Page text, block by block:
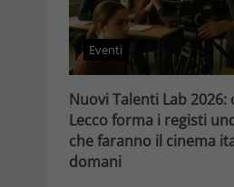
Eventi
Nuovi Talenti Lab 2026:
Lecco forma i registi
che faranno il cinema
domani